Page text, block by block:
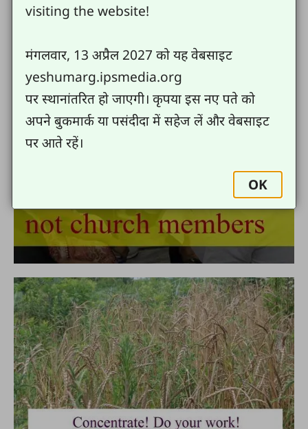
visiting the website!
मंगलवार, 13 अप्रैल 2027 को यह वेबसाइट
yeshumarg.ipsmedia.org
पर स्थानांतरित हो जाएगी। कृपया इस नए पते को
अपने बुकमार्क या पसंदीदा में सहेज लें और वेबसाइट
पर आते रहें।
OK